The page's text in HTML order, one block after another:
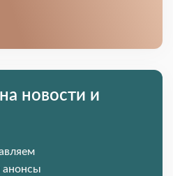
новости и
анонсы